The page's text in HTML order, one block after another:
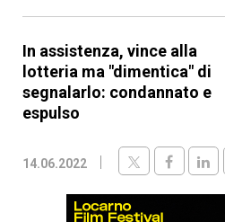
In assistenza, vince alla
lotteria ma "dimentica" di
segnalarlo: condannato e
espulso
14.06.2022